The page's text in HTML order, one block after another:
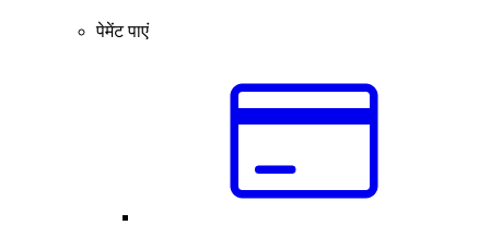
पेमेंट पाएं